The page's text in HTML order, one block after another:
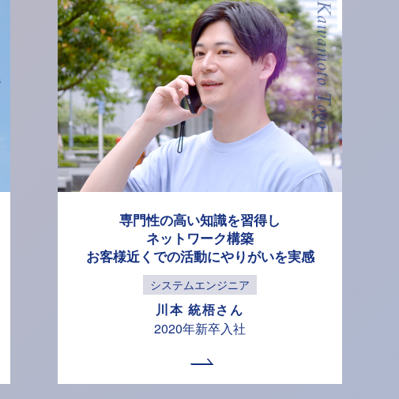
Kawamoto Togo
専門性の高い知識を習得し
ネットワーク構築
お客様近くでの活動にやりがいを実感
システムエンジニア
川本 統梧さん
2020年新卒入社